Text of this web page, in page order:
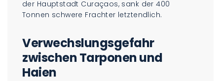
der Hauptstadt Curaçaos, sank der 400
Tonnen schwere Frachter letztendlich.
Verwechslungsgefahr
zwischen Tarponen und
Haien